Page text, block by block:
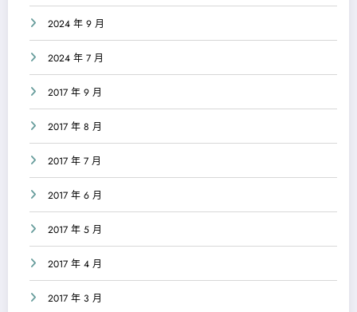
2024 年 9 月
2024 年 7 月
2017 年 9 月
2017 年 8 月
2017 年 7 月
2017 年 6 月
2017 年 5 月
2017 年 4 月
2017 年 3 月